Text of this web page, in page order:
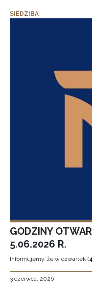
SIEDZIBA
GODZINY
5.06.2026 R.
Informujemy, że w czwartek (
3 czerwca, 2026